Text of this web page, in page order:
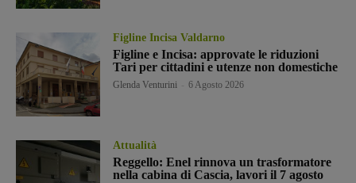
Figline Incisa Valdarno
Figline e Incisa: approvate le riduzioni
Tari per cittadini e utenze non domestiche
Glenda Venturini 6 Agosto 2026
Attualità
Reggello: Enel rinnova un trasformatore
nella cabina di Cascia, lavori il 7 agosto